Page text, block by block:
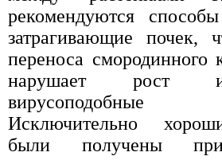
рекомендуются
затрагивающие почек,
переноса смородинного
нарушает рост
вирусоподобные
Исключительно
были получены при